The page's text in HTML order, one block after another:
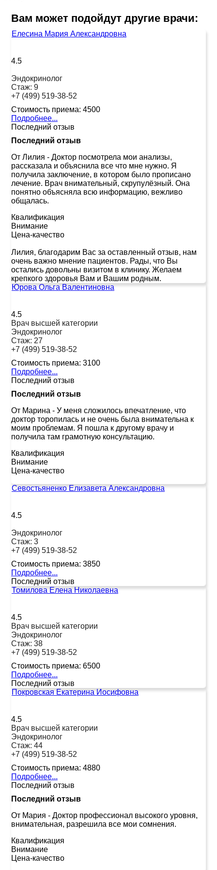
Вам может подойдут другие врачи:
Елесина Мария Александровна
4.5
Эндокринолог
Стаж: 9
+7 (499) 519-38-52
Стоимость приема: 4500
Подробнее...
Последний отзыв
Последний отзыв
От Лилия - Доктор посмотрела мои анализы,
рассказала и объяснила все что мне нужно. Я
получила заключение, в котором было прописано
лечение. Врач внимательный, скрупулёзный. Она
понятно объясняла всю информацию, вежливо
общалась.
Квалификация
Внимание
Цена-качество
Лилия, благодарим Вас за оставленный отзыв, нам
очень важно мнение пациентов. Рады, что Вы
остались довольны визитом в клинику. Желаем
крепкого здоровья Вам и Вашим родным.
Юрова Ольга Валентиновна
4.5
Врач высшей категории
Эндокринолог
Стаж: 27
+7 (499) 519-38-52
Стоимость приема: 3100
Подробнее...
Последний отзыв
Последний отзыв
От Марина - У меня сложилось впечатление, что
доктор торопилась и не очень была внимательна к
моим проблемам. Я пошла к другому врачу и
получила там грамотную консультацию.
Квалификация
Внимание
Цена-качество
Севостьяненко Елизавета Александровна
4.5
Эндокринолог
Стаж: 3
+7 (499) 519-38-52
Стоимость приема: 3850
Подробнее...
Последний отзыв
Томилова Елена Николаевна
4.5
Врач высшей категории
Эндокринолог
Стаж: 38
+7 (499) 519-38-52
Стоимость приема: 6500
Подробнее...
Последний отзыв
Покровская Екатерина Иосифовна
4.5
Врач высшей категории
Эндокринолог
Стаж: 44
+7 (499) 519-38-52
Стоимость приема: 4880
Подробнее...
Последний отзыв
Последний отзыв
От Мария - Доктор профессионал высокого уровня,
внимательная, разрешила все мои сомнения.
Квалификация
Внимание
Цена-качество